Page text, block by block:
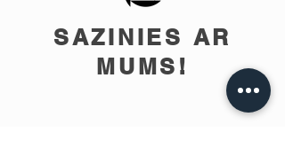
SAZINIES AR
MUMS!